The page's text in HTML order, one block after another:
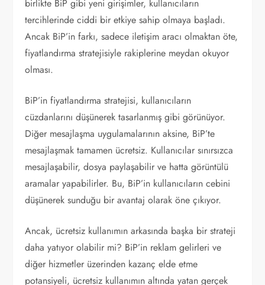
birlikte BiP gibi yeni girişimler, kullanıcıların
tercihlerinde ciddi bir etkiye sahip olmaya başladı.
Ancak BiP’in farkı, sadece iletişim aracı olmaktan öte,
fiyatlandırma stratejisiyle rakiplerine meydan okuyor
olması.
BiP’in fiyatlandırma stratejisi, kullanıcıların
cüzdanlarını düşünerek tasarlanmış gibi görünüyor.
Diğer mesajlaşma uygulamalarının aksine, BiP’te
mesajlaşmak tamamen ücretsiz. Kullanıcılar sınırsızca
mesajlaşabilir, dosya paylaşabilir ve hatta görüntülü
aramalar yapabilirler. Bu, BiP’in kullanıcıların cebini
düşünerek sunduğu bir avantaj olarak öne çıkıyor.
Ancak, ücretsiz kullanımın arkasında başka bir strateji
daha yatıyor olabilir mi? BiP’in reklam gelirleri ve
diğer hizmetler üzerinden kazanç elde etme
potansiyeli, ücretsiz kullanımın altında yatan gerçek